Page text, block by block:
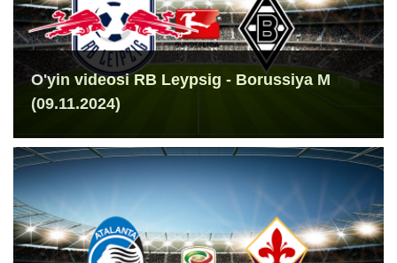
O'yin videosi RB Leypsig - Borussiya M
(09.11.2024)